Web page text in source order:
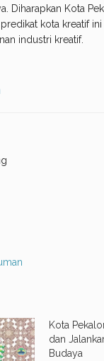
Diharapkan Kota
kota kreatif
industri kreatif.
Kota
dan
Budaya